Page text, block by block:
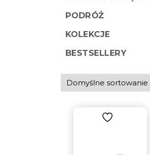
PODRÓŻ
KOLEKCJE
BESTSELLERY